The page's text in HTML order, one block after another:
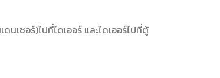
เซอร์)ไปที่ไดเออร์ และไดเออร์ไปที่ตู้